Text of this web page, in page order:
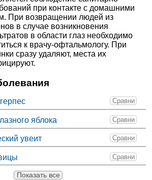
при контакте с домашними
При возвращении людей из
в случае возникновения
в области глаз необходимо
к врачу-офтальмологу. При
сразу удаляют, места их
Сравни
Сравни
яблока
Сравни
увеит
Сравни
Показать все